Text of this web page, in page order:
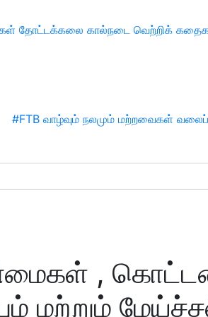
தோட்டக்கலை கால்நடை வெற்றிக்
#FTB வாழ்வும் நலமும் மற்றவைகள்
,
மற்றும்